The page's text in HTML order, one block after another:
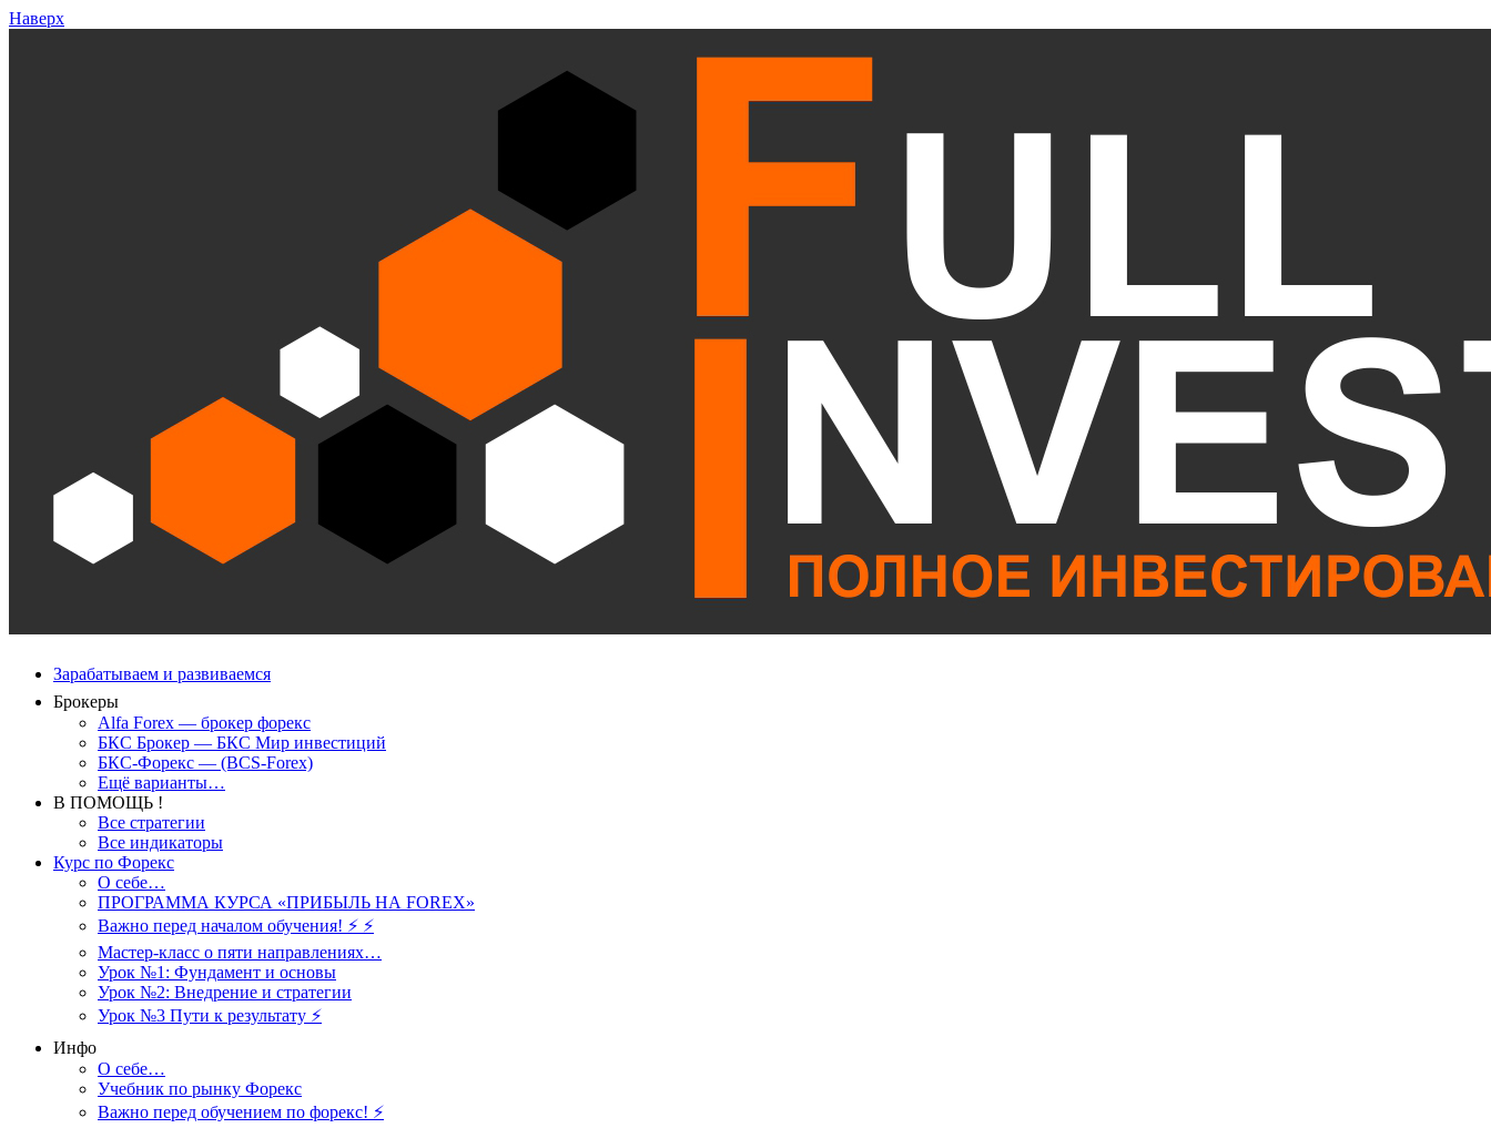
Наверх
Зарабатываем и развиваемся
Брокеры
Alfa Forex — брокер форекс
БКС Брокер — БКС Мир инвестиций
БКС-Форекс — (BCS-Forex)
Ещё варианты…
В ПОМОЩЬ !
Все стратегии
Все индикаторы
Курс по Форекс
О себе…
ПРОГРАММА КУРСА «ПРИБЫЛЬ НА FOREX»
Важно перед началом обучения! ⚡ ⚡
Мастер-класс о пяти направлениях…
Урок №1: Фундамент и основы
Урок №2: Внедрение и стратегии
Урок №3 Пути к результату ⚡️
Инфо
О себе…
Учебник по рынку Форекс
Важно перед обучением по форекс! ⚡